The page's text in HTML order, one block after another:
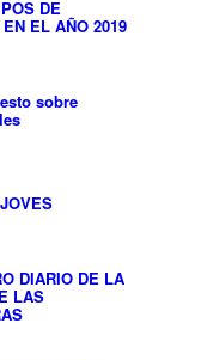
DE
EL AÑO 2019
sobre
DIARIO DE LA
LAS